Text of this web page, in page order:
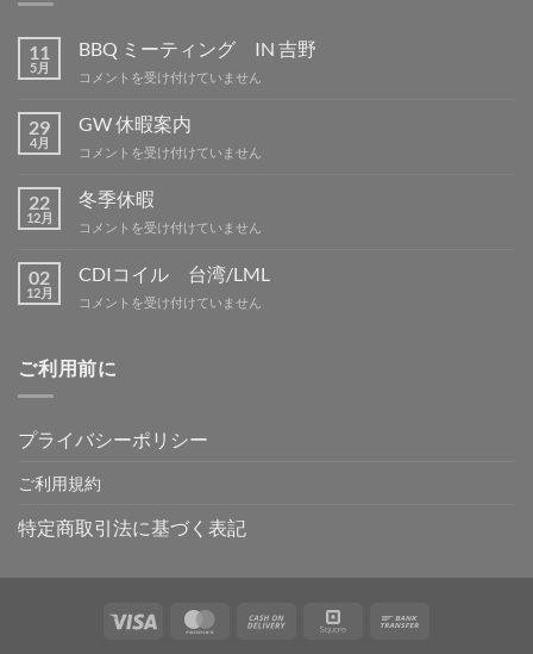
11
5月
BBQ ミーティング IN 吉野
BBQ
ー
テ
ィ
グ
吉
は
コメントを受け付けていません
29
4月
GW 休暇案内
GW
暇
案
内
コメントを受け付けていません
22
12月
冬季休暇
冬
休
暇
は
コメントを受け付けていません
02
12月
CDIコイル 台湾/LML
CDI
ル
台
コメントを受け付けていません
ご利用前に
プライバシーポリシー
ご利用規約
特定商取引法に基づく表記